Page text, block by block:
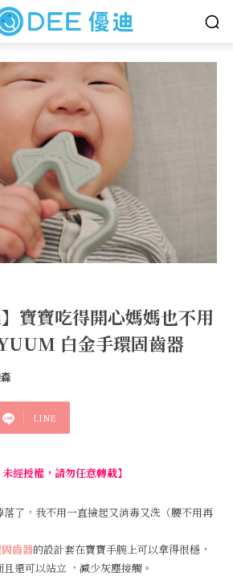
寶寶吃得開心媽媽也不用
白金手環固齒器
LINE
未經授權，請勿任意轉載】
了，我不用一直撿起又消毒又洗（腰不用再
齒器的設計套在寶寶手腕上可以拿得很穩，
且還可以站立 ，減少灰塵接觸。